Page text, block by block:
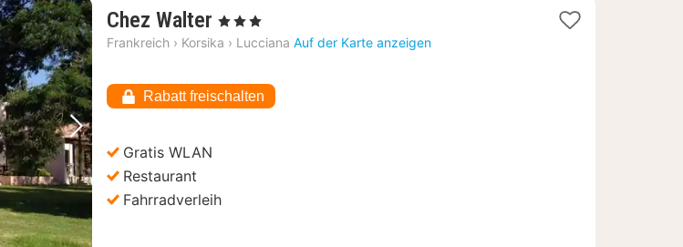
Nächstes Bild
Chez Walter 1
Nacht
91,23
€
, 3 Sterne
Frankreich › Korsika › Lucciana Auf der Karte anzeigen
Rabatt freischalten
Gratis WLAN
Restaurant
Fahrradverleih